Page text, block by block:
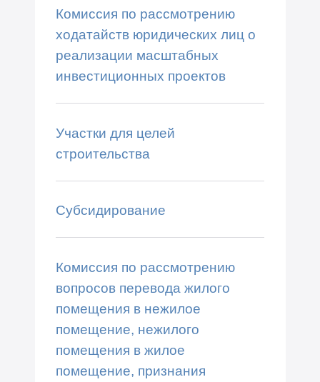
Комиссия по рассмотрению
ходатайств юридических лиц о
реализации масштабных
инвестиционных проектов
Участки для целей
строительства
Субсидирование
Комиссия по рассмотрению
вопросов перевода жилого
помещения в нежилое
помещение, нежилого
помещения в жилое
помещение, признания